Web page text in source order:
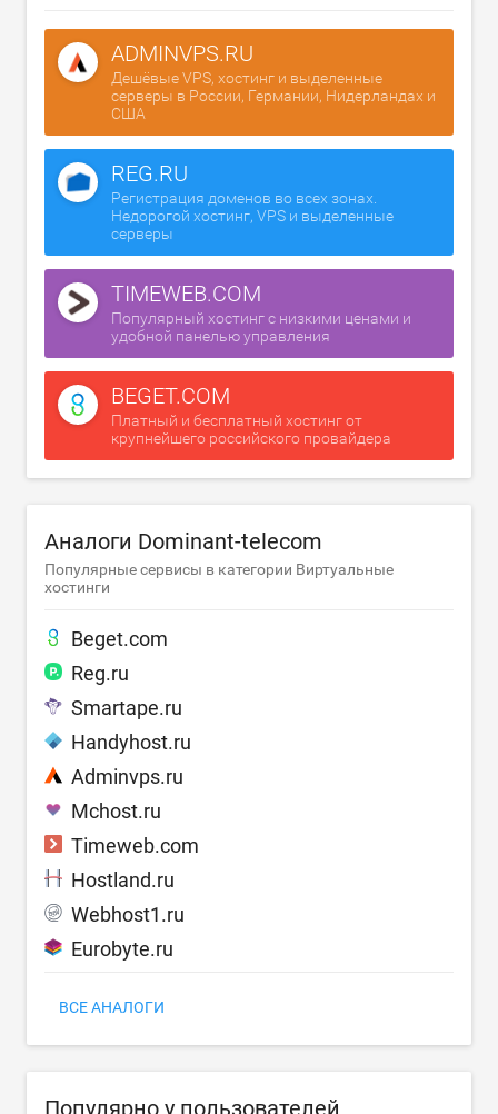
ADMINVPS.RU
Дешёвые VPS, хостинг и выделенные
серверы в России, Германии, Нидерландах и
США
REG.RU
Регистрация доменов во всех зонах.
Недорогой хостинг, VPS и выделенные
серверы
TIMEWEB.COM
Популярный хостинг с низкими ценами и
удобной панелью управления
BEGET.COM
Платный и бесплатный хостинг от
крупнейшего российского провайдера
Аналоги Dominant-telecom
Популярные сервисы в категории Виртуальные
хостинги
Beget.com
Reg.ru
Smartape.ru
Handyhost.ru
Adminvps.ru
Mchost.ru
Timeweb.com
Hostland.ru
Webhost1.ru
Eurobyte.ru
ВСЕ АНАЛОГИ
Популярно у пользователей